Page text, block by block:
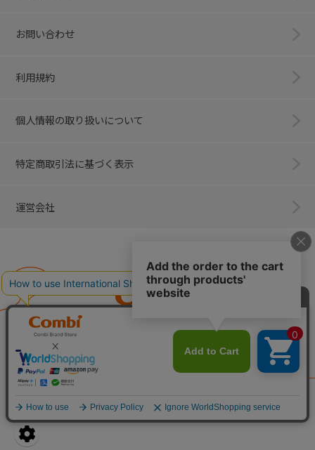
お問い合わせ
利用規約
個人情報の取り扱いについて
特定商取引法に基づく表示
運営会社
子育てに、イノベーションを。
ベビー用品のコンビ株式会社
All Right Reserved. Copyright © Combi Corporation.